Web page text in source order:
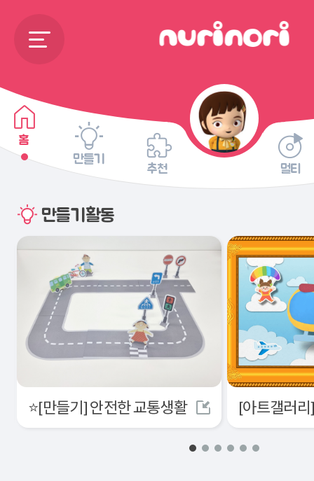
홈
만들기
추천 멀티
만들기활동
⭐[만들기] 안전한 교통생활